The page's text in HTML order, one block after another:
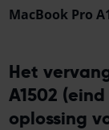
MacBook Pro
Het
A1502
oplossing